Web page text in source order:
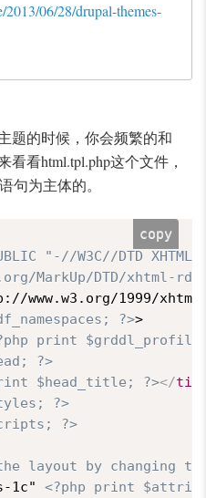
06/28/drupal-themes-
题的时候，你会频繁的和
看html.tpl.php这个文件，
句为主体的。
"-//W3C//DTD
MarkUp/DTD/xhtml-
www.w3.org/1999/
?>>
print
?>
$head_title; ?></
?>
?>
layout by changing
1c" <?php print
copy